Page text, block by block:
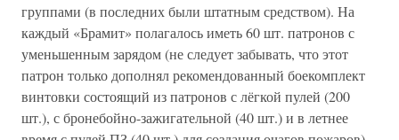
группами (в последних были штатным средством). На
каждый «Брамит» полагалось иметь 60 шт. патронов с
уменьшенным зарядом (не следует забывать, что этот
патрон только дополнял рекомендованный боекомплект
винтовки состоящий из патронов с лёгкой пулей (200
шт.), с бронебойно-зажигательной (40 шт.) и в летнее